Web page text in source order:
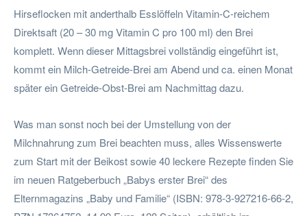
Hirseflocken mit anderthalb Esslöffeln Vitamin-C-reichem
Direktsaft (20 – 30 mg Vitamin C pro 100 ml) den Brei
komplett. Wenn dieser Mittagsbrei vollständig eingeführt ist,
kommt ein Milch-Getreide-Brei am Abend und ca. einen Monat
später ein Getreide-Obst-Brei am Nachmittag dazu.
Was man sonst noch bei der Umstellung von der
Milchnahrung zum Brei beachten muss, alles Wissenswerte
zum Start mit der Beikost sowie 40 leckere Rezepte finden Sie
im neuen Ratgeberbuch „Babys erster Brei“ des
Elternmagazins „Baby und Familie“ (ISBN: 978-3-927216-66-2,